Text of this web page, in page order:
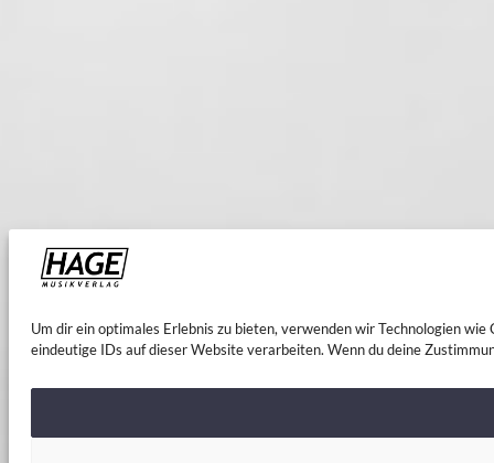
Um dir ein optimales Erlebnis zu bieten, verwenden wir Technologien
eindeutige IDs auf dieser Website verarbeiten. Wenn du deine